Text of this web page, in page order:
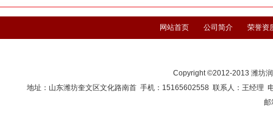
网站首页 公司简介 荣誉资
Copyright ©2012-2013 潍坊
地址：山东潍坊奎文区文化路南首 手机：15165602558 联系人：王经理
邮